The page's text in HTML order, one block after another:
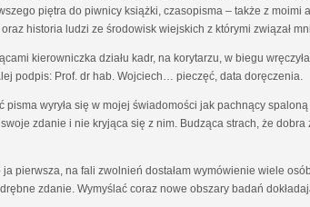
piętra do piwnicy książki, czasopisma – także z
historia ludzi ze środowisk wiejskich z którymi związał
kierowniczka działu kadr, na korytarzu, w biegu
podpis: Prof. dr hab. Wojciech… pieczęć, data doręczenia.
pisma wyryła się w mojej świadomości jak pachnący
zdanie i nie kryjąca się z nim. Budząca strach, że
ja pierwsza, na fali zwolnień dostałam wymówienie wiele
zdanie. Wymyślać coraz nowe obszary badań